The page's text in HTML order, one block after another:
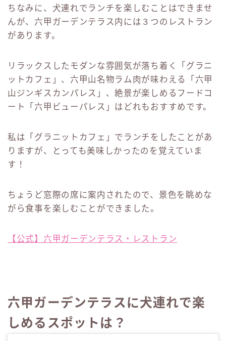
ちなみに、犬連れでランチを楽しむことはできませ
んが、六甲ガーデンテラス内には３つのレストラン
があります。
リラックスしたモダンな雰囲気が落ち着く「グラニ
ットカフェ」、六甲山名物ラム肉が味わえる「六甲
山ジンギスカンパレス」、絶景が楽しめるフードコ
ート「六甲ビューパレス」はどれもおすすめです。
私は「グラニットカフェ」でランチをしたことがあ
りますが、とっても美味しかったのを覚えていま
す！
ちょうど窓際の席に案内されたので、景色を眺めな
がら食事を楽しむことができました。
【公式】六甲ガーデンテラス・レストラン
六甲ガーデンテラスに犬連れで楽
しめるスポットは？